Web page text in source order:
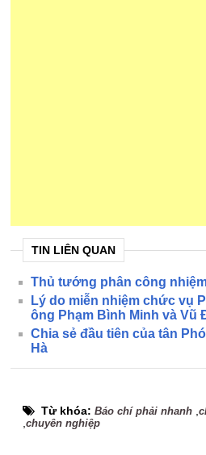
TIN LIÊN QUAN
Thủ tướng phân công
Lý do miễn nhiệm chức vụ
ông Phạm Bình Minh và Vũ
Chia sẻ đầu tiên của tân
Hà
Từ khóa:Báo chí phải nhanh ,
,chuyên nghiệp